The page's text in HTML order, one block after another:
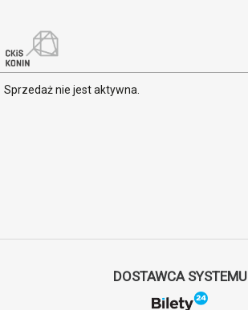
<'
0,00
PLN
Sprzedaż nie jest aktywna.
DOSTAWCA SYSTEMU